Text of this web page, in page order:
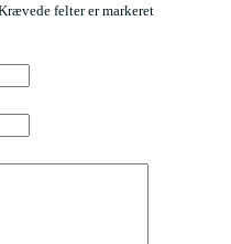
felter er markeret